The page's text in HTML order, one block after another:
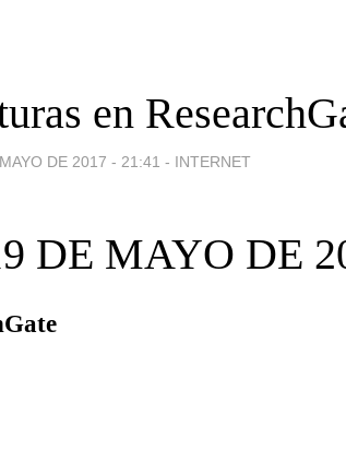
en
DE 2017 - 21:41 - INTERNET
DE MAYO DE